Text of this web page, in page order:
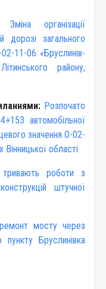
Зміна організації
дорозі загального
11-06 «Бруслинів-
району,
Розпочато
автомобільної
значення О-02-
області
роботи з
штучної
мосту через
Бруслинівка